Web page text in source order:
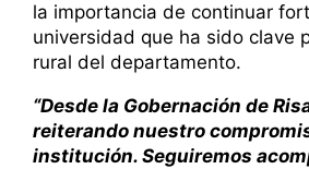
la importancia de continuar
universidad que ha sido clave
rural del departamento.
“Desde la Gobernación de
reiterando nuestro
institución. Seguiremos